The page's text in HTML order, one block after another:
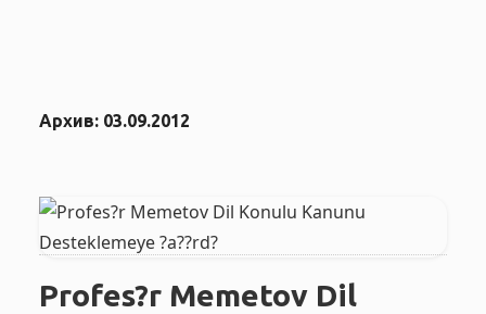
Архив: 03.09.2012
Profes?r Memetov Dil